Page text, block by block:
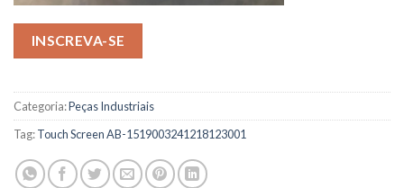
INSCREVA-SE
Categoria:Peças Industriais
Tag:Touch Screen AB-1519003241218123001